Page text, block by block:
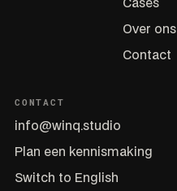
Cases
Over ons
Contact
CONTACT
info@winq.studio
Plan een kennismaking
Switch to English